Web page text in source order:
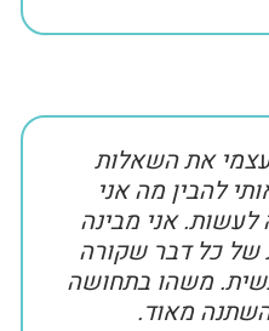
את השאלות
להבין מה אני
אני מבינה
כל דבר שקורה
משהו בתחושה
מאוד.